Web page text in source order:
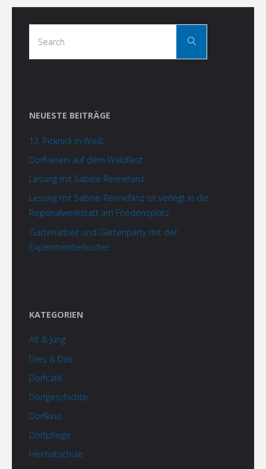
Search
NEUESTE BEITRÄGE
12. Picknick in Weiß
Dorfverein auf dem Waldfest
Lesung mit Sabine Rennefanz
Lesung mit Sabine Rennefanz ist verlegt in die
Regionalwerkstatt am Friedensplatz
Gartenarbeit und Gartenparty mit der
Experimentierküche!
KATEGORIEN
Alt & Jung
Dies & Das
Dorfcafé
Dorfgeschichte
Dorfkino
Dorfpflege
Heimatschule